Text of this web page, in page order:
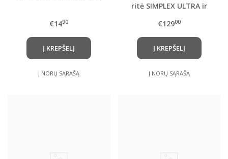
€1490
Į KREPŠELĮ
Į NORŲ SĄRAŠĄ
ritė SIMPLEX ULTRA ir
FINDX metalo
detektoriams
€12900
Į KREPŠELĮ
Į NORŲ SĄRAŠĄ